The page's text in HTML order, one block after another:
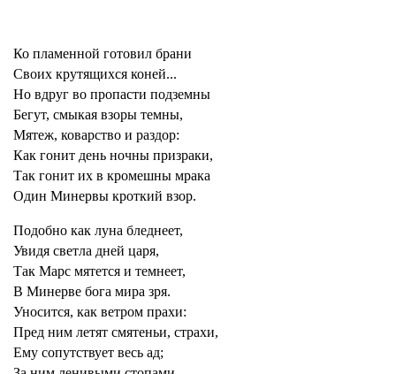
Ко пламенной готовил брани
Своих крутящихся коней...
Но вдруг во пропасти подземны
Бегут, смыкая взоры темны,
Мятеж, коварство и раздор:
Как гонит день ночны призраки,
Так гонит их в кромешны мрака
Один Минервы кроткий взор.
Подобно как луна бледнеет,
Увидя светла дней царя,
Так Марс мятется и темнеет,
В Минерве бога мира зря.
Уносится, как ветром прахи:
Пред ним летят смятеньи, страхи,
Ему сопутствует весь ад;